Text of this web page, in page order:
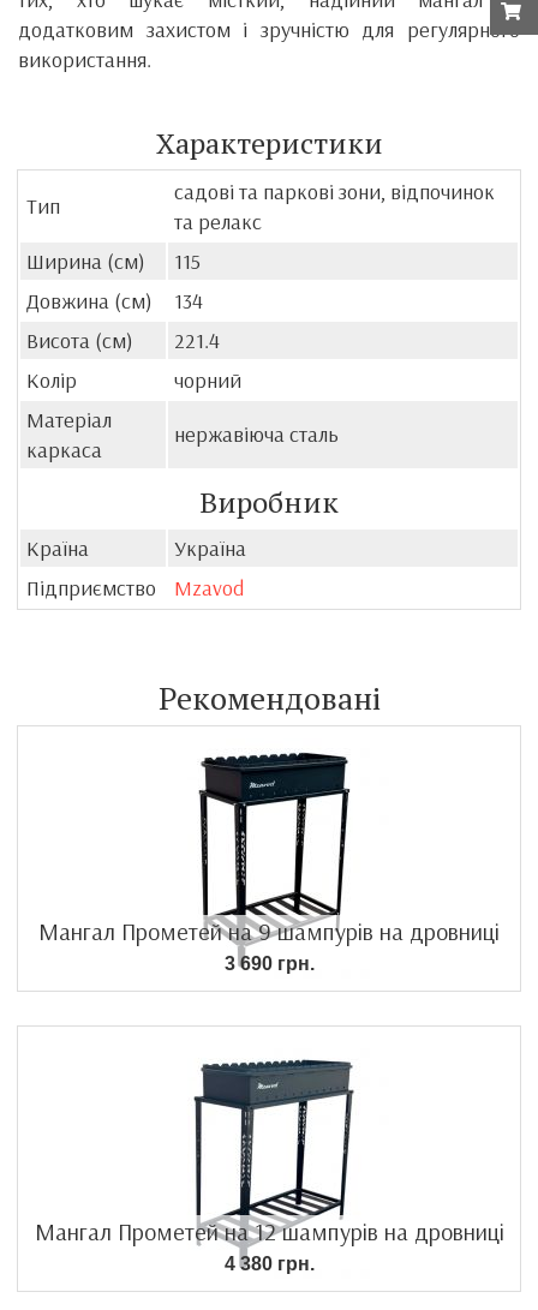
додатковим захистом і зручністю для регулярного
використання.
Характеристики
Тип
садові та паркові зони, відпочинок
та релакс
Ширина (см)
115
Довжина (см)
134
Висота (см)
221.4
Колір
чорний
Матеріал
каркаса
нержавіюча сталь
Виробник
Країна
Україна
Підприємство
Mzavod
Рекомендовані
Мангал Прометей на 9 шампурів на дровниці
3 690 грн.
Мангал Прометей на 12 шампурів на дровниці
4 380 грн.